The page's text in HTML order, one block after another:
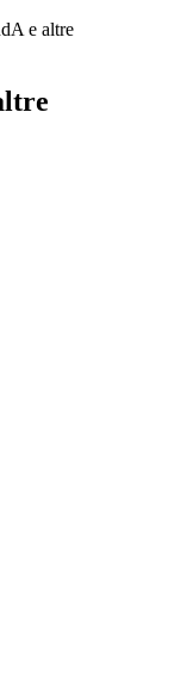
e altre